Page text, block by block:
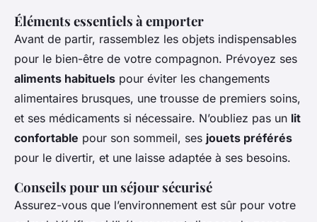
Éléments essentiels à emporter
Avant de partir, rassemblez les objets indispensables
pour le bien-être de votre compagnon. Prévoyez ses
aliments habituels pour éviter les changements
alimentaires brusques, une trousse de premiers soins,
et ses médicaments si nécessaire. N’oubliez pas un lit
confortable pour son sommeil, ses jouets préférés
pour le divertir, et une laisse adaptée à ses besoins.
Conseils pour un séjour sécurisé
Assurez-vous que l’environnement est sûr pour votre